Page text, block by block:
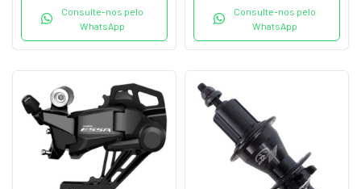
Consulte-nos pelo
WhatsApp
Consulte-nos pelo
WhatsApp